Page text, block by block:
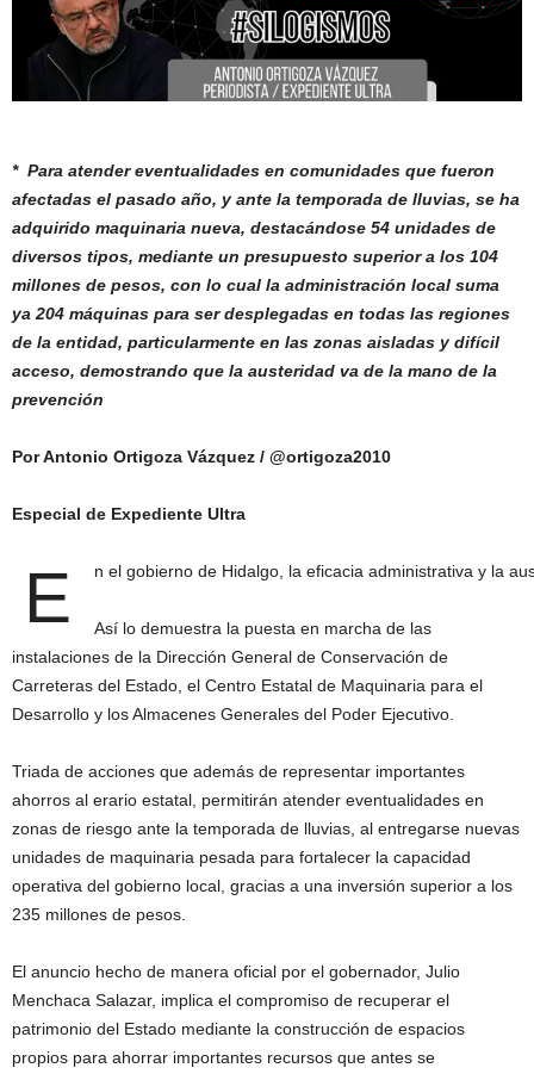
* Para atender eventualidades en comunidades que fueron
afectadas el pasado año, y ante la temporada de lluvias, se ha
adquirido maquinaria nueva, destacándose 54 unidades de
diversos tipos, mediante un presupuesto superior a los 104
millones de pesos, con lo cual la administración local suma
ya 204 máquinas para ser desplegadas en todas las regiones
de la entidad, particularmente en las zonas aisladas y difícil
acceso, demostrando que la austeridad va de la mano de la
prevención
Por Antonio Ortigoza Vázquez / @ortigoza2010
Especial de Expediente Ultra
E n el gobierno de Hidalgo, la eficacia administrativa y la
Así lo demuestra la puesta en marcha de las
instalaciones de la Dirección General de Conservación de
Carreteras del Estado, el Centro Estatal de Maquinaria para el
Desarrollo y los Almacenes Generales del Poder Ejecutivo.
Triada de acciones que además de representar importantes
ahorros al erario estatal, permitirán atender eventualidades en
zonas de riesgo ante la temporada de lluvias, al entregarse nuevas
unidades de maquinaria pesada para fortalecer la capacidad
operativa del gobierno local, gracias a una inversión superior a los
235 millones de pesos.
El anuncio hecho de manera oficial por el gobernador, Julio
Menchaca Salazar, implica el compromiso de recuperar el
patrimonio del Estado mediante la construcción de espacios
propios para ahorrar importantes recursos que antes se